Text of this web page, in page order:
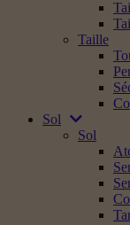
Taille
Sol
Sol